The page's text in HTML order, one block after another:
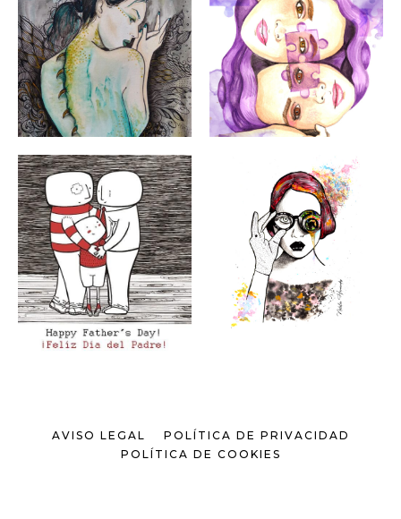
AVISO LEGAL
POLÍTICA DE PRIVACIDAD
POLÍTICA DE COOKIES